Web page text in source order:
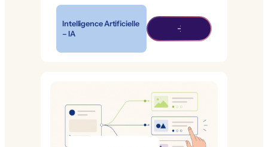
Intelligence Artificielle
– IA